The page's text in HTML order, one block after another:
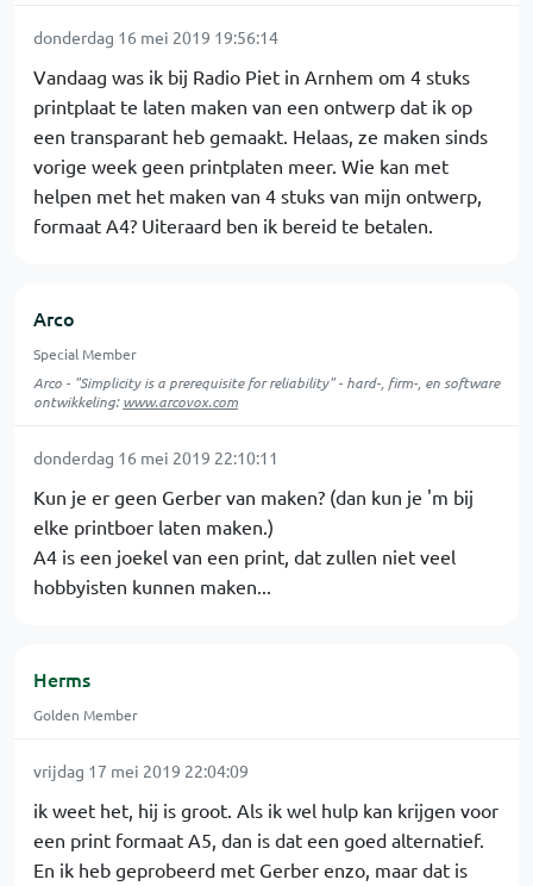
donderdag 16 mei 2019 19:56:14
Vandaag was ik bij Radio Piet in Arnhem om 4 stuks
printplaat te laten maken van een ontwerp dat ik op
een transparant heb gemaakt. Helaas, ze maken sinds
vorige week geen printplaten meer. Wie kan met
helpen met het maken van 4 stuks van mijn ontwerp,
formaat A4? Uiteraard ben ik bereid te betalen.
Arco
Special Member
Arco - "Simplicity is a prerequisite for reliability" - hard-, firm-, en software
ontwikkeling:www.arcovox.com
donderdag 16 mei 2019 22:10:11
Kun je er geen Gerber van maken? (dan kun je 'm bij
elke printboer laten maken.)
A4 is een joekel van een print, dat zullen niet veel
hobbyisten kunnen maken...
Herms
Golden Member
vrijdag 17 mei 2019 22:04:09
ik weet het, hij is groot. Als ik wel hulp kan krijgen voor
een print formaat A5, dan is dat een goed alternatief.
En ik heb geprobeerd met Gerber enzo, maar dat is